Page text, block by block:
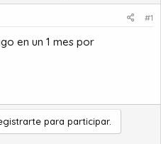
#1
en un 1 mes por
para participar.